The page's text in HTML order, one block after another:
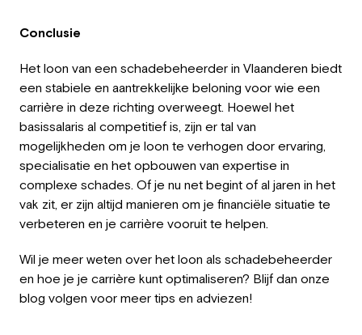
Conclusie
Het loon van een schadebeheerder in Vlaanderen biedt
een stabiele en aantrekkelijke beloning voor wie een
carrière in deze richting overweegt. Hoewel het
basissalaris al competitief is, zijn er tal van
mogelijkheden om je loon te verhogen door ervaring,
specialisatie en het opbouwen van expertise in
complexe schades. Of je nu net begint of al jaren in het
vak zit, er zijn altijd manieren om je financiële situatie te
verbeteren en je carrière vooruit te helpen.
Wil je meer weten over het loon als schadebeheerder
en hoe je je carrière kunt optimaliseren? Blijf dan onze
blog volgen voor meer tips en adviezen!